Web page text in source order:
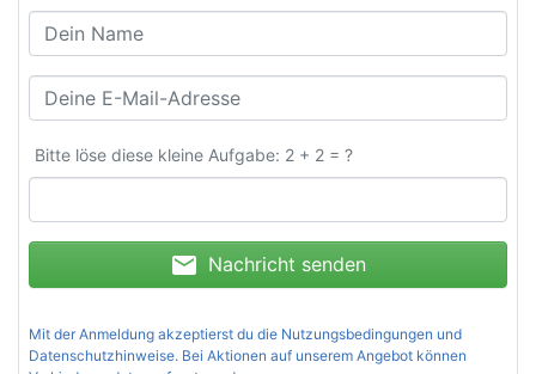
Bitte löse diese kleine Aufgabe: 2 + 2 = ?
mail Nachricht senden
Mit der Anmeldung akzeptierst du die Nutzungsbedingungen und
Datenschutzhinweise. Bei Aktionen auf unserem Angebot können